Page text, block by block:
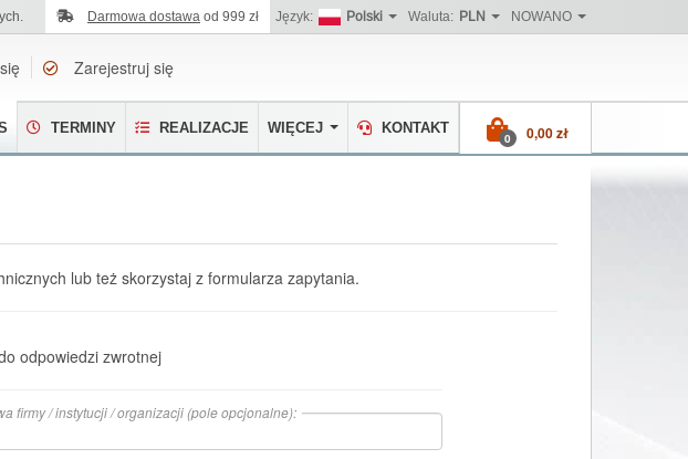
Darmowa dostawa od 999 zł Język: Polski Waluta: PLN NOWANO
Zarejestruj się
0 0,00 zł
KONTAKT
WIĘCEJ
REALIZACJE
TERMINY
lub też skorzystaj z formularza zapytania.
odpowiedzi zwrotnej
firmy / instytucji / organizacji (pole opcjonalne):